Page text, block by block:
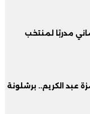
مدربًا لمنتخب
عبد الكريم.. برشلونة